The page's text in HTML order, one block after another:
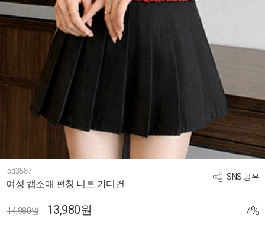
SNS 공유
cd3587
여성 캡소매 펀칭 니트 가디건
14,980원 13,980원 7%